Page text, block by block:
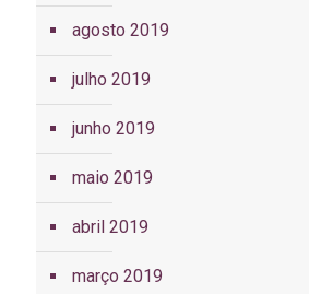
agosto 2019
julho 2019
junho 2019
maio 2019
abril 2019
março 2019